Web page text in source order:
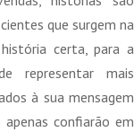
que surgem na
certa, para a
representar mais
à sua mensagem
confiarão em